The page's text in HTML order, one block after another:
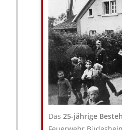
Das 25-jährige